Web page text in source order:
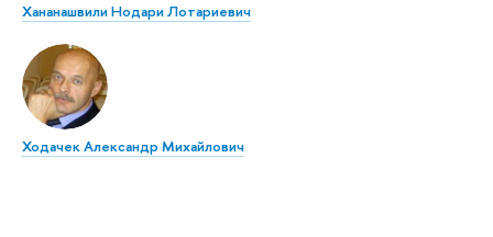
Хананашвили Нодари Лотариевич
Ходачек Александр Михайлович